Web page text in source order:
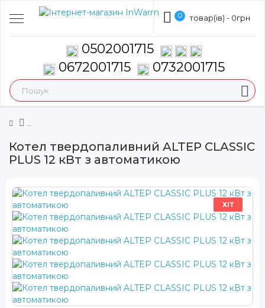
0 товар(ів) - 0грн
0502001715
0672001715
0732001715
Котел твердопаливний ALTEP CLASSIC
PLUS 12 кВт з автоматикою
ХІТ